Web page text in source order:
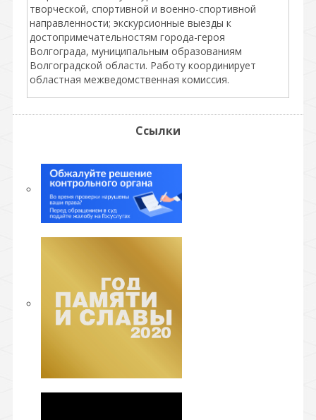
творческой, спортивной и военно-спортивной
направленности; экскурсионные выезды к
достопримечательностям города-героя
Волгограда, муниципальным образованиям
Волгоградской области. Работу координирует
областная межведомственная комиссия.
Ссылки